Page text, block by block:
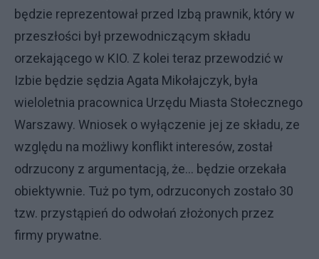
będzie reprezentował przed Izbą prawnik, który w
przeszłości był przewodniczącym składu
orzekającego w KIO. Z kolei teraz przewodzić w
Izbie będzie sędzia Agata Mikołajczyk, była
wieloletnia pracownica Urzędu Miasta Stołecznego
Warszawy. Wniosek o wyłączenie jej ze składu, ze
względu na możliwy konflikt interesów, został
odrzucony z argumentacją, że… będzie orzekała
obiektywnie. Tuż po tym, odrzuconych zostało 30
tzw. przystąpień do odwołań złożonych przez
firmy prywatne.